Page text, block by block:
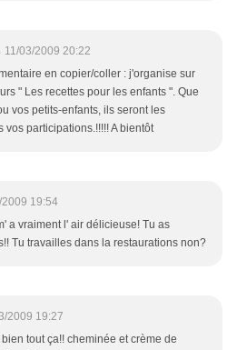
11/03/2009 20:22
en copier/coller : j'organise sur
" Les recettes pour les enfants ". Que
vos petits-enfants, ils seront les
vos participations.!!!!! A bientôt
2009 19:54
a vraiment l' air délicieuse! Tu as
Tu travailles dans la restaurations non?
2009 19:27
tout ça!! cheminée et crème de